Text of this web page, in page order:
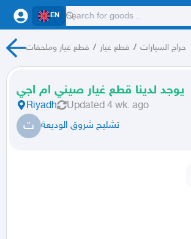
EN
قطع غيار وملحقات / قطع غيار / حراج السيارات
يوجد لدينا قطع غيار صيني ام اجي
Riyadh Updated 4 wk. ago
ت تشليح شروق الوديعة